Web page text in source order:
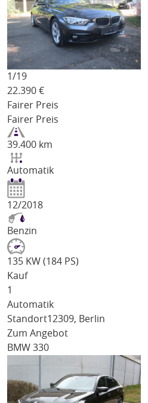
1/19
22.390 €
Fairer Preis
Fairer Preis
39.400 km
Automatik
12/2018
Benzin
135 KW (184 PS)
Kauf
1
Automatik
Standort12309, Berlin
Zum Angebot
BMW 330